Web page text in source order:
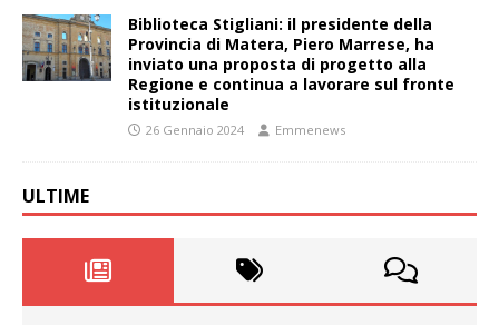
Biblioteca Stigliani: il presidente della
Provincia di Matera, Piero Marrese, ha
inviato una proposta di progetto alla
Regione e continua a lavorare sul fronte
istituzionale
26 Gennaio 2024 Emmenews
ULTIME